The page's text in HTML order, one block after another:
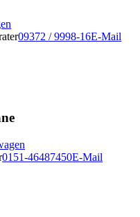
09372 / 9998-16E-Mail
0151-46487450E-Mail